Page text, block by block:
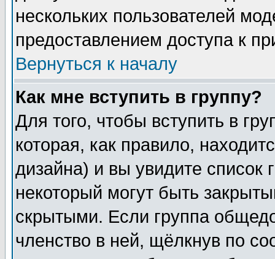
нескольких пользователей
предоставлением доступа к
Вернуться к началу
Как мне вступить в группу?
Для того, чтобы вступить в
которая, как правило,
дизайна) и вы увидите список
некоторый могут быть
скрытыми. Если группа
членство в ней, щёлкнув по